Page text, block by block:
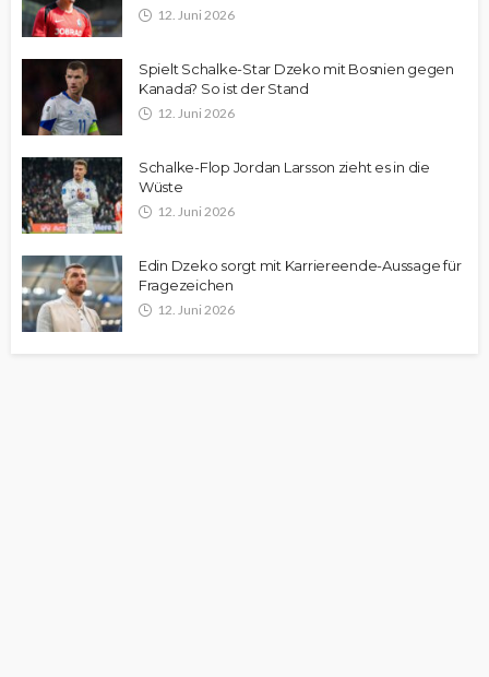
12. Juni 2026
Spielt Schalke-Star Dzeko mit Bosnien gegen
Kanada? So ist der Stand
12. Juni 2026
Schalke-Flop Jordan Larsson zieht es in die
Wüste
12. Juni 2026
Edin Dzeko sorgt mit Karriereende-Aussage für
Fragezeichen
12. Juni 2026